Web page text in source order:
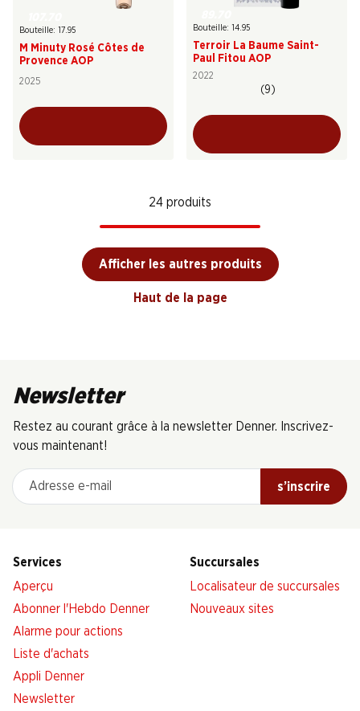
Bouteille: 17.95
M Minuty Rosé Côtes de
Provence AOP
2025
Bouteille: 14.95
Terroir La Baume Saint-
Paul Fitou AOP
2022
(9)
24 produits
Afficher les autres produits
Haut de la page
Newsletter
Restez au courant grâce à la newsletter Denner. Inscrivez-
vous maintenant!
Adresse e-mail
s’inscrire
Services
Aperçu
Abonner l'Hebdo Denner
Alarme pour actions
Liste d'achats
Appli Denner
Newsletter
Succursales
Localisateur de succursales
Nouveaux sites